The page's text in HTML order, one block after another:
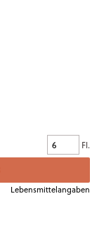
Fl.
Lebensmittelangaben